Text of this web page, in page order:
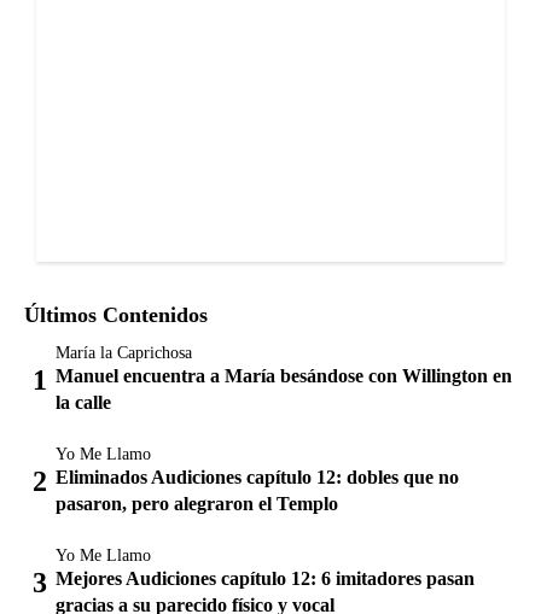
Últimos Contenidos
María la Caprichosa
Manuel encuentra a María besándose con Willington en
la calle
Yo Me Llamo
Eliminados Audiciones capítulo 12: dobles que no
pasaron, pero alegraron el Templo
Yo Me Llamo
Mejores Audiciones capítulo 12: 6 imitadores pasan
gracias a su parecido físico y vocal